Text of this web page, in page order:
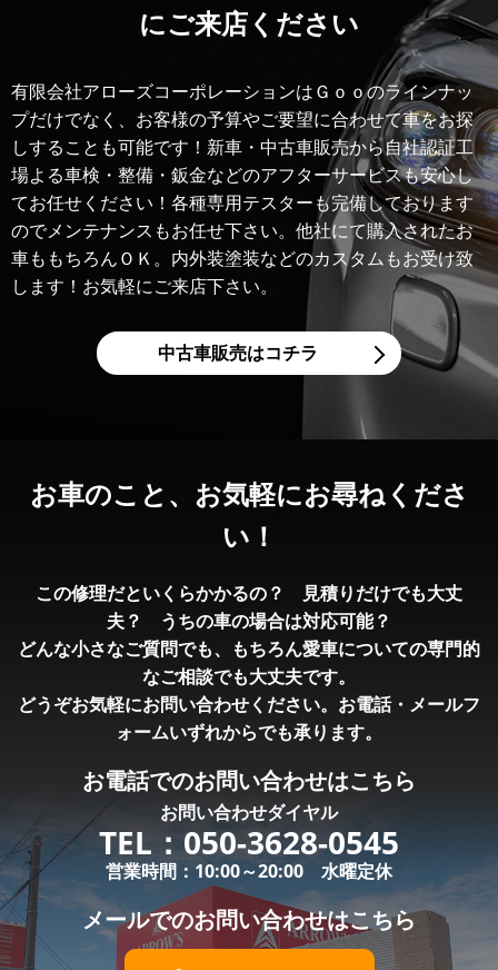
にご来店ください
有限会社アローズコーポレーションはＧｏｏのラインナッ
プだけでなく、お客様の予算やご要望に合わせて車をお探
しすることも可能です！新車・中古車販売から自社認証工
場よる車検・整備・鈑金などのアフターサービスも安心し
てお任せください！各種専用テスターも完備しております
のでメンテナンスもお任せ下さい。他社にて購入されたお
車ももちろんＯＫ。内外装塗装などのカスタムもお受け致
します！お気軽にご来店下さい。
中古車販売はコチラ
お車のこと、 お気軽にお尋ねくださ
い！
この修理だといくらかかるの？ 見積りだけでも大丈
夫？ うちの車の場合は対応可能？
どんな小さなご質問でも、もちろん愛車についての専門的
なご相談でも大丈夫です。
どうぞお気軽にお問い合わせください。お電話・メールフ
ォームいずれからでも承ります。
お電話でのお問い合わせはこちら
お問い合わせダイヤル
TEL： 050-3628-0545
営業時間：10:00～20:00 水曜定休
メールでのお問い合わせはこちら